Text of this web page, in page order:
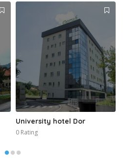
University hotel Dor
0 Rating